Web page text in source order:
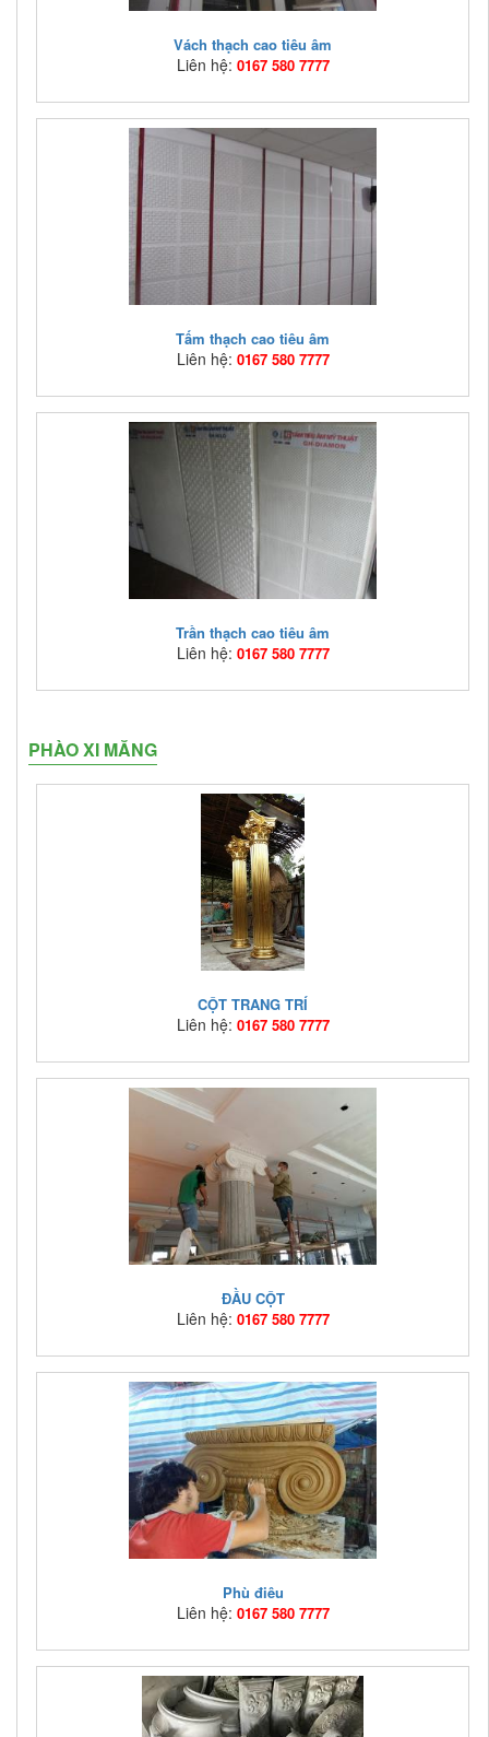
Vách thạch cao tiêu âm
Liên hệ: 0167 580 7777
TCTA02
Liên hệ: 0167 580 7777
Vách thạch cao tiêu âm ASIA Việt Nam
Tấm thạch cao tiêu âm
Liên hệ: 0167 580 7777
TCTA01
Liên hệ: 0167 580 7777
Đặc tính nổi bật nhất của tấm thạch cao GH là trong
cùng một sản phẩm có nhiều các tính năng như sức ...
Trần thạch cao tiêu âm
Liên hệ: 0167 580 7777
Giá bán:Liên hệ: 0167 580 7777
lắp đặt tấm trần thạch cao tiêu âm mỹ thuật ...
PHÀO XI MĂNG
CỘT TRANG TRÍ
Liên hệ: 0167 580 7777
Liên hệ: 0167 580 7777
ĐẦU CỘT
Liên hệ: 0167 580 7777
Liên hệ: 0167 580 7777
Phù điêu
Liên hệ: 0167 580 7777
Liên hệ: 0167 580 7777